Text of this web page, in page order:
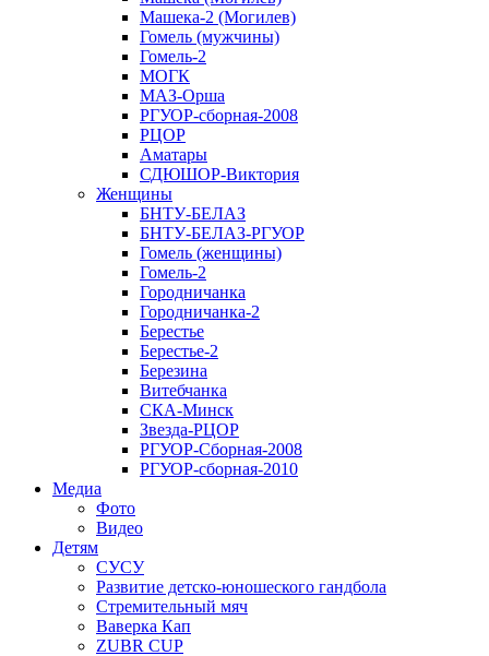
Машека-2 (Могилев)
Гомель (мужчины)
Гомель-2
МОГК
МАЗ-Орша
РГУОР-сборная-2008
РЦОР
Аматары
СДЮШОР-Виктория
Женщины
БНТУ-БЕЛАЗ
БНТУ-БЕЛАЗ-РГУОР
Гомель (женщины)
Гомель-2
Городничанка
Городничанка-2
Берестье
Берестье-2
Березина
Витебчанка
СКА-Минск
Звезда-РЦОР
РГУОР-Сборная-2008
РГУОР-сборная-2010
Медиа
Фото
Видео
Детям
СУСУ
Развитие детско-юношеского гандбола
Стремительный мяч
Ваверка Кап
ZUBR CUP